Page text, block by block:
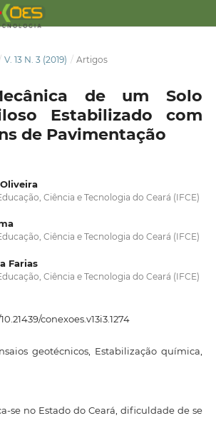
V. 13 N. 3 (2019) / Artigos
de um Solo
Estabilizado com
de Pavimentação
Ciência e Tecnologia do Ceará (IFCE)
Ciência e Tecnologia do Ceará (IFCE)
Farias
Ciência e Tecnologia do Ceará (IFCE)
conexoes.v13i3.1274
geotécnicos, Estabilização química,
se no Estado do Ceará, dificuldade de se